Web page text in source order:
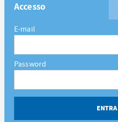
Accesso
E-mail
Password